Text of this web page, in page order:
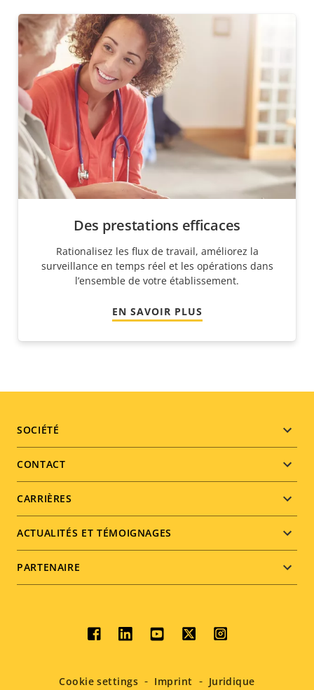
Des prestations efficaces
Rationalisez les flux de travail, améliorez la
surveillance en temps réel et les opérations dans
l’ensemble de votre établissement.
EN SAVOIR PLUS
Footer
menu
SOCIÉTÉ
CONTACT
CARRIÈRES
ACTUALITÉS ET TÉMOIGNAGES
PARTENAIRE
Social
menu
Cookie settings Imprint Juridique